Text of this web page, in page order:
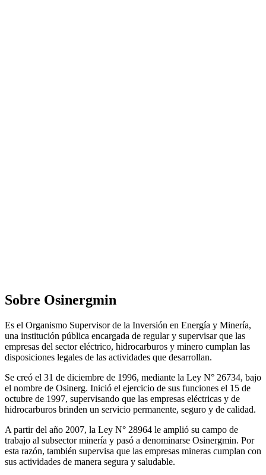
Sobre Osinergmin
Es el Organismo Supervisor de la Inversión en Energía y Minería,
una institución pública encargada de regular y supervisar que las
empresas del sector eléctrico, hidrocarburos y minero cumplan las
disposiciones legales de las actividades que desarrollan.
Se creó el 31 de diciembre de 1996, mediante la Ley N° 26734, bajo
el nombre de Osinerg. Inició el ejercicio de sus funciones el 15 de
octubre de 1997, supervisando que las empresas eléctricas y de
hidrocarburos brinden un servicio permanente, seguro y de calidad.
A partir del año 2007, la Ley N° 28964 le amplió su campo de
trabajo al subsector minería y pasó a denominarse Osinergmin. Por
esta razón, también supervisa que las empresas mineras cumplan con
sus actividades de manera segura y saludable.